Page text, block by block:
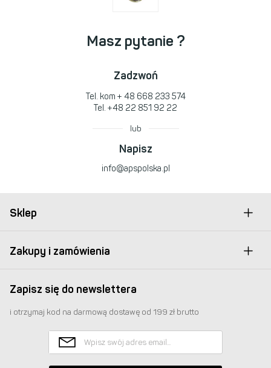
Masz pytanie ?
Zadzwoń
Tel. kom + 48 668 233 574
Tel. +48 22 851 92 22
lub
Napisz
info@apspolska.pl
Sklep
Zakupy i zamówienia
Zapisz się do newslettera
i otrzymaj kod na darmową dostawę od 199 zł brutto